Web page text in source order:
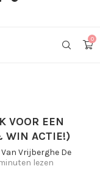
0
VOOR EEN
WIN ACTIE!)
Vrijberghe De
lezen